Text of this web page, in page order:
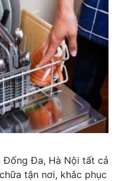
Đống Đa, Hà Nội tất cả
tận nơi, khắc phục